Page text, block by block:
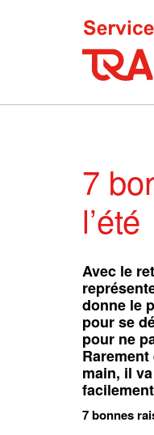
7
l’été
Avec le
donne le
pour se
pour ne
main, il
7 bonnes